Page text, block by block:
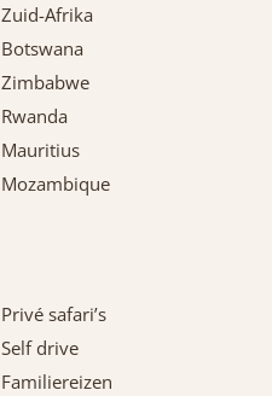
Zuid-Afrika
Botswana
Zimbabwe
Rwanda
Mauritius
Mozambique
Privé safari’s
Self drive
Familiereizen